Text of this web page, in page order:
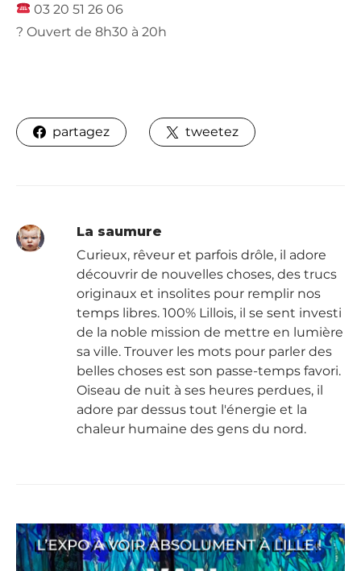
03 20 51 26 06
? Ouvert de 8h30 à 20h
partagez tweetez
La saumure
Curieux, rêveur et parfois drôle, il adore
découvrir de nouvelles choses, des trucs
originaux et insolites pour remplir nos
temps libres. 100% Lillois, il se sent investi
de la noble mission de mettre en lumière
sa ville. Trouver les mots pour parler des
belles choses est son passe-temps favori.
Oiseau de nuit à ses heures perdues, il
adore par dessus tout l'énergie et la
chaleur humaine des gens du nord.